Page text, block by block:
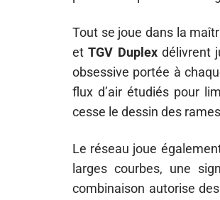
Tout se joue dans la
etTGV Duplexdélivrent
obsessive portée à
flux d’air étudiés pour
cesse le dessin des
Le réseau joue
larges courbes, une
combinaison autorise